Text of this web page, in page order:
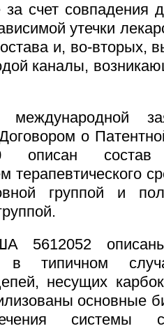
счет совпадения
утечки
и, во-вторых,
каналы,
международной
Договором о
описан
терапевтического
группой и
5612052 описаны
в типичном
несущих
основные
системы с